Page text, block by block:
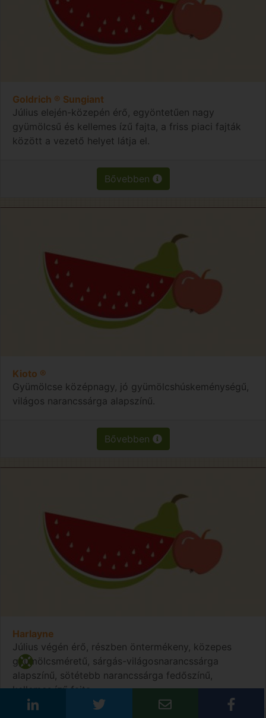
Goldrich ® Sungiant
Július elején-közepén érő, egyöntetűen nagy
gyümölcsű és kellemes ízű fajta, a friss piaci fajták
között a vezető helyet látja el.
Bővebben
Kioto ®
Gyümölcse középnagy, jó gyümölcshúskeménységű,
világos narancssárga alapszínű.
Bővebben
Harlayne
Július végén érő, részben öntermékeny, közepes
gyümölcsméretű, sárgás-világosnarancssárga
alapszínű, sötétebb narancssárga fedőszínű,
kellemes ízű fajta.